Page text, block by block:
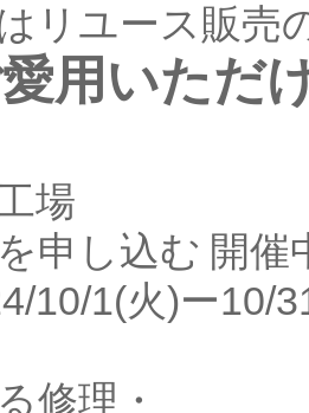
リユース販売
用いただ
場
申し込む 開催
10/1(火)ー10/
修理・